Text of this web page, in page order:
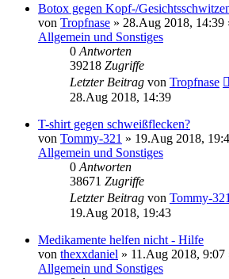
Botox gegen Kopf-/
von Tropfnase » 28.Aug 2018, 14:39
Allgemein und Sonstiges
0 Antworten
39218 Zugriffe
Letzter Beitrag von Tropfnase
28.Aug 2018, 14:39
T-shirt gegen schweißflecken?
von Tommy-321 » 19.Aug 2018,
Allgemein und Sonstiges
0 Antworten
38671 Zugriffe
Letzter Beitrag von Tommy-321
19.Aug 2018, 19:43
Medikamente helfen nicht - Hilfe
von thexxdaniel » 11.Aug 2018, 9:07
Allgemein und Sonstiges